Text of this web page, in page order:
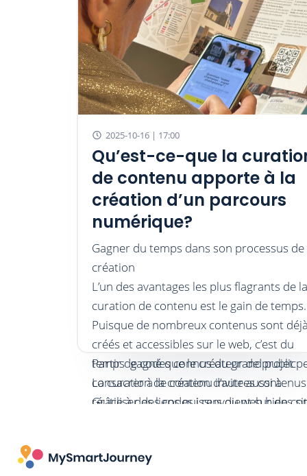
2025-10-16 | 17:00
Qu’est-ce-que la
de contenu apporte à la
création d’un parcours
numérique?
Gagner du temps dans son processus de
création
L’un des avantages les plus flagrants de la
curation de contenu est le gain de temps.
Puisque de nombreux contenus sont
créés et accessibles sur le web, c’est du
temps gagné que le créateur de projet
consacrer à la création d’autres
Grâce à des liens qui renvoient sur des
complémentaires aux publics qui sont
Partir de codes connus du grand public
La curation de contenu invite aussi à
réutiliser des codes issus du web bien
garder l’attention des utilisateurs
d’oeils à des références culturels